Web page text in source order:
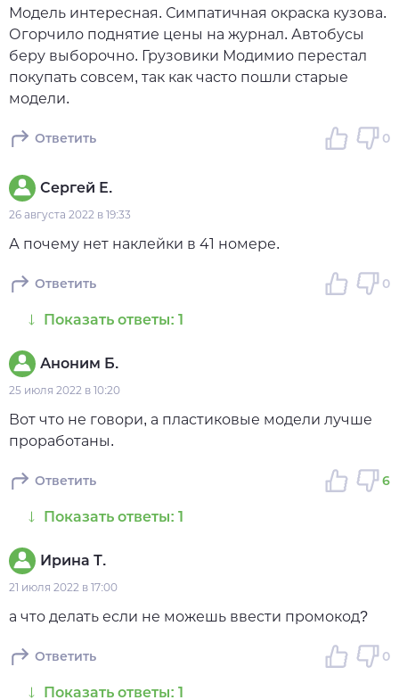
Модель интересная. Симпатичная окраска кузова.
Огорчило поднятие цены на журнал. Автобусы
беру выборочно. Грузовики Модимио перестал
покупать совсем, так как часто пошли старые
модели.
Ответить 0
Сергей Е.
26 августа 2022 в 19:33
А почему нет наклейки в 41 номере.
Ответить 0
Показать ответы: 1
Аноним Б.
25 июля 2022 в 10:20
Вот что не говори, а пластиковые модели лучше
проработаны.
Ответить 6
Показать ответы: 1
Ирина Т.
21 июля 2022 в 17:00
а что делать если не можешь ввести промокод?
Ответить 0
Показать ответы: 1